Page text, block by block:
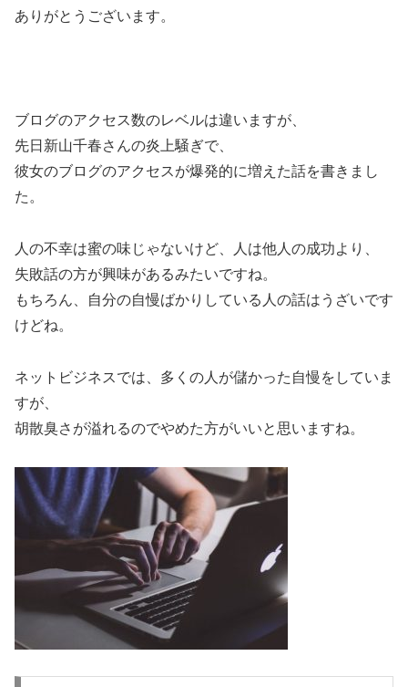
ありがとうございます。
ブログのアクセス数のレベルは違いますが、
先日新山千春さんの炎上騒ぎで、
彼女のブログのアクセスが爆発的に増えた話を書きまし
た。
人の不幸は蜜の味じゃないけど、人は他人の成功より、
失敗話の方が興味があるみたいですね。
もちろん、自分の自慢ばかりしている人の話はうざいです
けどね。
ネットビジネスでは、多くの人が儲かった自慢をしていま
すが、
胡散臭さが溢れるのでやめた方がいいと思いますね。